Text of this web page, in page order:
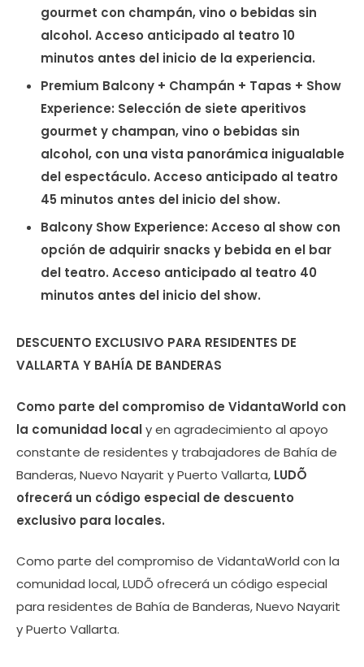
gourmet con champán, vino o bebidas sin
alcohol. Acceso anticipado al teatro 10
minutos antes del inicio de la experiencia.
Premium Balcony + Champán + Tapas + Show
Experience: Selección de siete aperitivos
gourmet y champan, vino o bebidas sin
alcohol, con una vista panorámica inigualable
del espectáculo. Acceso anticipado al teatro
45 minutos antes del inicio del show.
Balcony Show Experience: Acceso al show con
opción de adquirir snacks y bebida en el bar
del teatro. Acceso anticipado al teatro 40
minutos antes del inicio del show.
DESCUENTO EXCLUSIVO PARA RESIDENTES DE
VALLARTA Y BAHÍA DE BANDERAS
Como parte del compromiso de VidantaWorld con
la comunidad localy en agradecimiento al apoyo
constante de residentes y trabajadores de Bahía de
Banderas, Nuevo Nayarit y Puerto Vallarta, LUDÕ
ofrecerá un código especial de descuento
exclusivo para locales.
Como parte del compromiso de VidantaWorld con la
comunidad local, LUDÕ ofrecerá un código especial
para residentes de Bahía de Banderas, Nuevo Nayarit
y Puerto Vallarta.